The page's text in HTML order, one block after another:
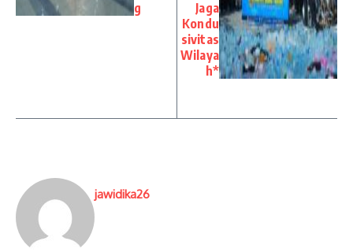
g
Jaga
Kondu
sivitas
Wilaya
h*
jawidika26